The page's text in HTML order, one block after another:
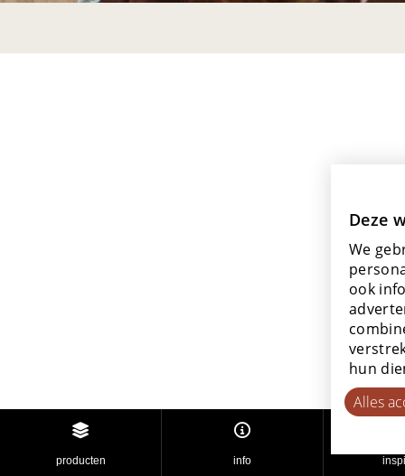
producten info
Deze
We
ook
hun
Alles